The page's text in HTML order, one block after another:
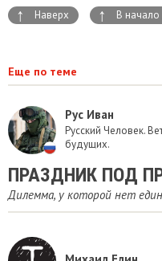
↑ Наверх ↑ В начало
Еще по теме
Рус Иван
Русский Человек.
будущих.
ПРАЗДНИК ПОД
Дилемма, у которой нет